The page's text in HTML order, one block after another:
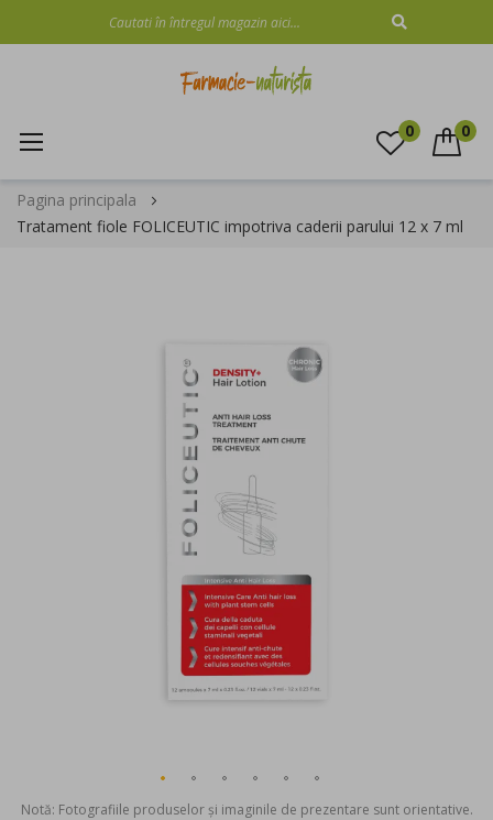
CAUTARE
0 0
Mergeti
la
Pagina principala
Tratament fiole FOLICEUTIC impotriva caderii parului 12 x 7 ml
Notă: Fotografiile produselor și imaginile de prezentare sunt orientative.